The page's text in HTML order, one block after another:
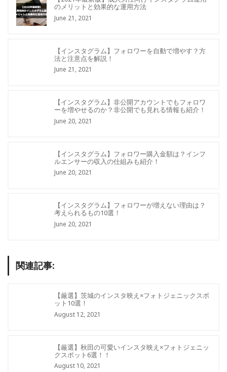
のメリットと効果的な運用方法
June 21, 2021
【インスタグラム】フォロワーを自動で増やす？方
法と注意点を解説！
June 21, 2021
【インスタグラム】非公開アカウントでもフォロワ
ーを増やせるのか？非公開でも見れる情報も紹介！
June 20, 2021
【インスタグラム】フォロワー購入金額は？インフ
ルエンサーの収入の仕組みも紹介！
June 20, 2021
【インスタグラム】フォロワーが増えない理由は？
考えられるもの10選！
June 20, 2021
関連記事:
【厳選】茨城のインスタ映え×フォトジェニックスポ
ット10選！
August 12, 2021
【厳選】秋田の可愛いインスタ映え×フォトジェニッ
クスポット6選！！
August 10, 2021